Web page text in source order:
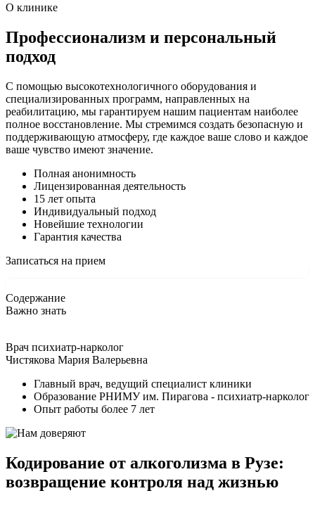
О клинике
Профессионализм и персональный
подход
С помощью высокотехнологичного оборудования и
специализированных программ, направленных на
реабилитацию, мы гарантируем нашим пациентам наиболее
полное восстановление. Мы стремимся создать безопасную и
поддерживающую атмосферу, где каждое ваше слово и каждое
ваше чувство имеют значение.
Полная анонимность
Лицензированная деятельность
15 лет опыта
Индивидуальный подход
Новейшие технологии
Гарантия качества
Записаться на прием
Содержание
Важно знать
Врач психиатр-нарколог
Чистякова Мария Валерьевна
Главный врач, ведущий специалист клиники
Образование РНИМУ им. Пирагова - психиатр-нарколог
Опыт работы более 7 лет
Кодирование от алкоголизма в Рузе:
возвращение контроля над жизнью